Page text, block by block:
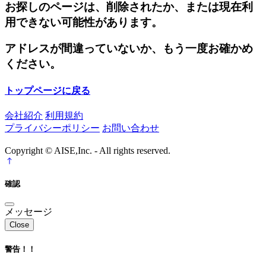
お探しのページは、削除されたか、または現在利
用できない可能性があります。
アドレスが間違っていないか、もう一度お確かめ
ください。
トップページに戻る
会社紹介 利用規約
プライバシーポリシー お問い合わせ
Copyright © AISE,Inc. - All rights reserved.
確認
メッセージ
Close
警告！！